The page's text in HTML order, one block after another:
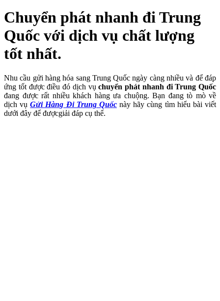
Chuyển phát nhanh đi Trung
Quốc với dịch vụ chất lượng
tốt nhất.
Nhu cầu gửi hàng hóa sang Trung Quốc ngày càng nhiều và để đáp
ứng tốt được điều đó dịch vụchuyển phát nhanh đi Trung Quốc
đang được rất nhiều khách hàng ưa chuộng. Bạn đang tò mò về
dịch vụGửi Hàng Đi Trung Quốcnày hãy cùng tìm hiểu bài viết
dưới đây để đượcgiải đáp cụ thể.